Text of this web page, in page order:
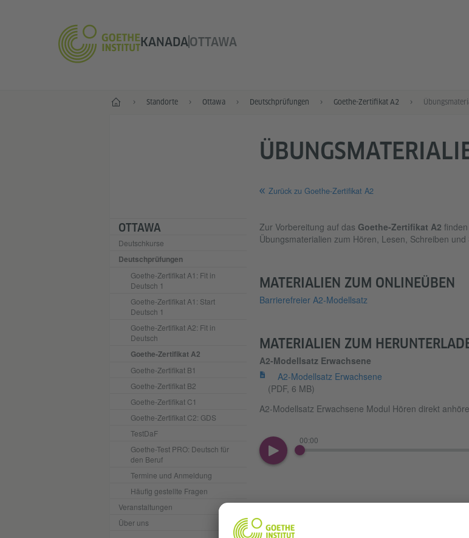
KANADAOTTAWA
Start Standorte Ottawa Deutschprüfungen Goethe-Zertifikat A2
OTTAWA
Deutschkurse
Deutschprüfungen
Goethe-Zertifikat A1: Fit in
Deutsch 1
Goethe-Zertifikat A1: Start
Deutsch 1
Goethe-Zertifikat A2: Fit in
Deutsch
Goethe-Zertifikat A2
Goethe-Zertifikat B1
Goethe-Zertifikat B2
Goethe-Zertifikat C1
Goethe-Zertifikat C2: GDS
TestDaF
Goethe-Test PRO: Deutsch für
den Beruf
Termine und Anmeldung
Häufig gestellte Fragen
Veranstaltungen
Über uns
Zurück zu Goethe-Zertifikat A2
Zur Vorbereitung auf das Goethe-Zertifikat A2
Übungsmaterialien zum Hören, Lesen, Schreiben und
MATERIALIEN ZUM ONLINEÜBEN
Barrierefreier A2-Modellsatz
MATERIALIEN ZUM
A2-Modellsatz Erwachsene
A2-Modellsatz Erwachsene
(PDF, 6 MB)
A2-Modellsatz Erwachsene Modul Hören direkt
00:00
Prüfungstraining 1 Hören A2 Erwachsene